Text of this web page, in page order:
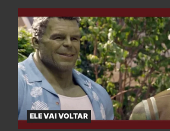
ELE VAI VOLTAR